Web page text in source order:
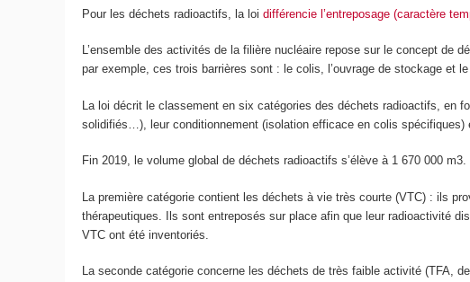
Pour les déchets radioactifs, la loidifférencie l’entreposage (caractère
L’ensemble des activités de la filière nucléaire repose sur le concept de
par exemple, ces trois barrières sont : le colis, l’ouvrage de stockage et
La loi décrit le classement en six catégories des déchets radioactifs, en
solidifiés…), leur conditionnement (isolation efficace en colis
Fin 2019, le volume global de déchets radioactifs s’élève à 1 670 000 m3.
La première catégorie contient les déchets à vie très courte (VTC) : ils
thérapeutiques. Ils sont entreposés sur place afin que leur radioactivité
VTC ont été inventoriés.
La seconde catégorie concerne les déchets de très faible activité (TFA,